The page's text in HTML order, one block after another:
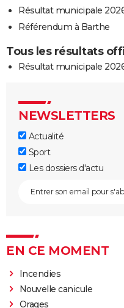
Résultat municipale
Référendum à Barthe
Tous les résultats
Résultat municipale
NEWSLETTERS
Actualité
Sport
Les dossiers d'actu
EN CE MOMENT
Incendies
Nouvelle canicule
Orages